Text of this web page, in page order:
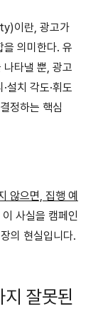
이란, 광고가
을 의미한다. 유
나타낼 뿐, 광고
설치 각도·휘도
정하는 핵심
않으면, 집행 예
사실을 캠페인
의 현실입니다.
잘못된